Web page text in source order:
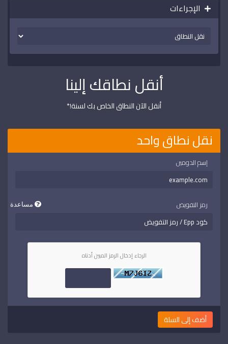
الإجراءات
أنقل نطاقك إلينا
أنقل الآن النطاق الخاص بك لسنة!*
نقل نطاق واحد
إسم الدومين
رمز التفويض مساعدة
الرجاء إدخال الرمز المبين أدناه
أضف إلى السلة